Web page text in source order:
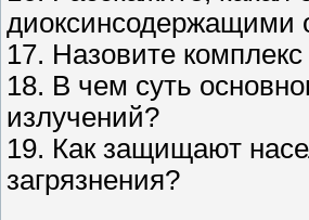
диоксинсодержащими
17. Назовите
18. В чем суть
излучений?
19. Как защищают
загрязнения?